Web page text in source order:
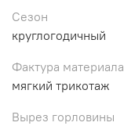
Сезон
круглогодичный
Фактура материала
мягкий трикотаж
Вырез горловины